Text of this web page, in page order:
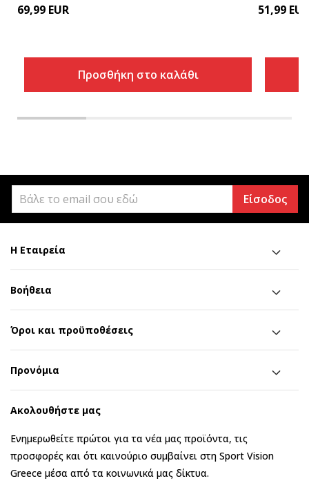
69,99 EUR
Προσθήκη στο καλάθι
51,99 EUR
Είσοδος
Η Εταιρεία
Βοήθεια
Όροι και προϋποθέσεις
Προνόμια
Ακολουθήστε μας
Ενημερωθείτε πρώτοι για τα νέα μας προϊόντα, τις
προσφορές και ότι καινούριο συμβαίνει στη Sport Vision
Greece μέσα από τα κοινωνικά μας δίκτυα.